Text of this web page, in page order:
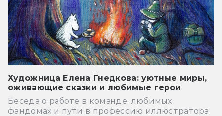
Художница Елена Гнедкова: уютные миры,
оживающие сказки и любимые герои
Беседа о работе в команде, любимых
фандомах и пути в профессию иллюстратора